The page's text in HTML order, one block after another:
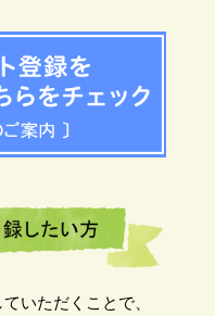
いただくことで、